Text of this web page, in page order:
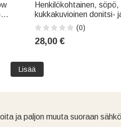
Henkilökohtainen, söpö,
kukkakuvioinen donitsi-
koristeinen käsilaukku,
brodeerattu nimi –
ja syntymäpäivälahja
(0)
28,00 €
Lisää
ja paljon muuta suoraan